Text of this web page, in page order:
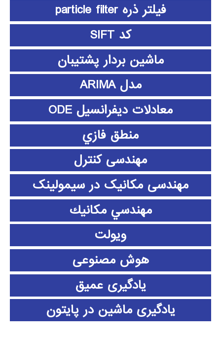
فیلتر ذره particle filter
کد SIFT
ماشین بردار پشتیبان
مدل ARIMA
معادلات دیفرانسیل ODE
منطق فازي
مهندسی کنترل
مهندسی مکانیک در سیمولینک
مهندسي مكانيك
ویولت
هوش مصنوعی
یادگیری عمیق
یادگیری ماشین در پایتون